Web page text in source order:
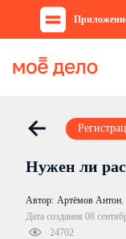
Нужен ли
Автор: Артёмов Антон,
Дата создания 08
24702